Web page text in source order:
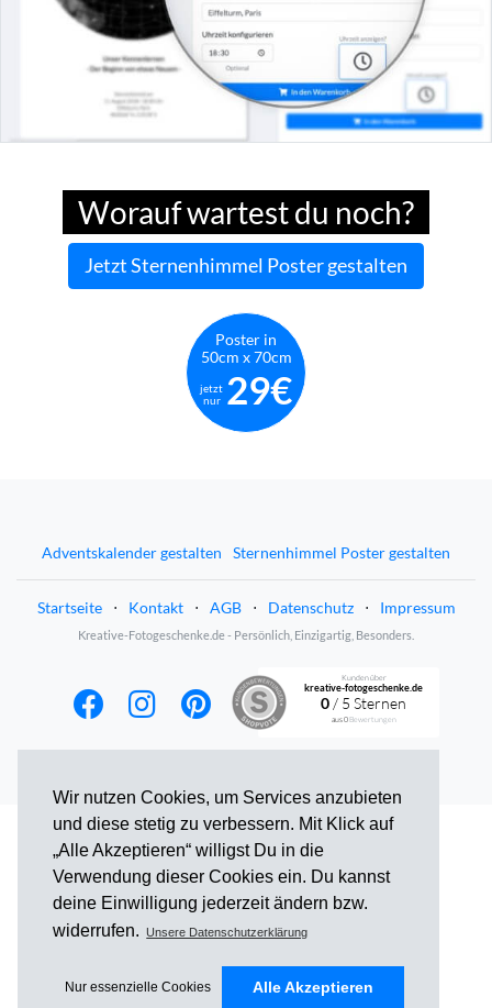
Wir nutzen Cookies, um Services anzubieten
und diese stetig zu verbessern. Mit Klick auf
„Alle Akzeptieren“ willigst Du in die
Verwendung dieser Cookies ein. Du kannst
deine Einwilligung jederzeit ändern bzw.
widerrufen.
Unsere Datenschutzerklärung
Nur essenzielle Cookies Alle Akzeptieren
Worauf wartest du noch?
Jetzt Sternenhimmel Poster gestalten
Poster in
50cm x 70cm
jetzt
nur 29€
Adventskalender gestalten Sternenhimmel Poster gestalten
Startseite ⋅ Kontakt ⋅ AGB ⋅ Datenschutz ⋅ Impressum
Kreative-Fotogeschenke.de - Persönlich, Einzigartig, Besonders.
Kunden über
kreative-fotogeschenke.de
0 / 5 Sternen
aus0Bewertungen